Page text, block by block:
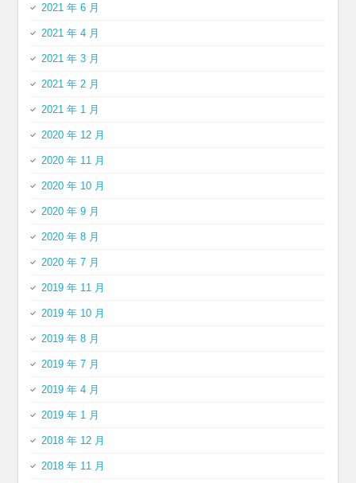
2021 年 6 月
2021 年 4 月
2021 年 3 月
2021 年 2 月
2021 年 1 月
2020 年 12 月
2020 年 11 月
2020 年 10 月
2020 年 9 月
2020 年 8 月
2020 年 7 月
2019 年 11 月
2019 年 10 月
2019 年 8 月
2019 年 7 月
2019 年 4 月
2019 年 1 月
2018 年 12 月
2018 年 11 月